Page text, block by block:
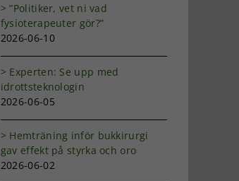
”Politiker, vet ni vad
fysioterapeuter gör?”
2026-06-10
Experten: Se upp med
idrottsteknologin
2026-06-05
Hemträning inför bukkirurgi
gav effekt på styrka och oro
2026-06-02